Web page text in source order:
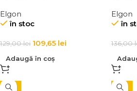
Affixx 0 Instant Gloss Finish
Elgon
în stoc
129,00lei 109,65 lei
Adaugă în coș
By-
Elgon
în
136,00
-15% -15%